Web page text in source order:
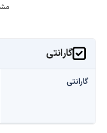
گارانتی
گارانتی